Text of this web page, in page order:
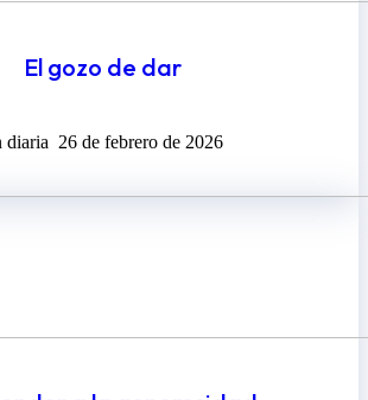
El gozo de dar
diaria 26 de febrero de 2026